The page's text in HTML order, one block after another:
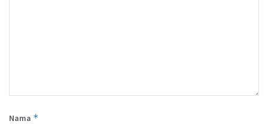
Nama *